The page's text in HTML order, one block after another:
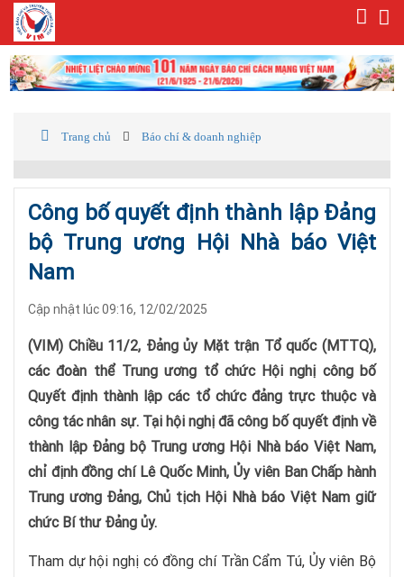
Trang chủ Báo chí & doanh nghiệp
Công bố quyết định thành lập Đảng
bộ Trung ương Hội Nhà báo Việt
Nam
Cập nhật lúc 09:16, 12/02/2025
(VIM) Chiều 11/2, Đảng ủy Mặt trận Tổ quốc (MTTQ),
các đoàn thể Trung ương tổ chức Hội nghị công bố
Quyết định thành lập các tổ chức đảng trực thuộc và
công tác nhân sự. Tại hội nghị đã công bố quyết định về
thành lập Đảng bộ Trung ương Hội Nhà báo Việt Nam,
chỉ định đồng chí Lê Quốc Minh, Ủy viên Ban Chấp hành
Trung ương Đảng, Chủ tịch Hội Nhà báo Việt Nam giữ
chức Bí thư Đảng ủy.
Tham dự hội nghị có đồng chí Trần Cẩm Tú, Ủy viên Bộ